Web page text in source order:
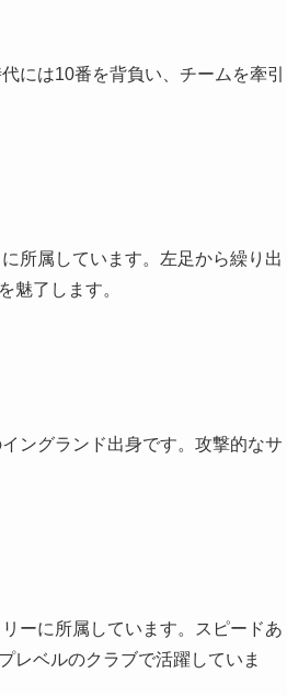
には10番を背負い、チームを牽引
所属しています。左足から繰り出
魅了します。
ングランド出身です。攻撃的なサ
ーに所属しています。スピードあ
レベルのクラブで活躍していま